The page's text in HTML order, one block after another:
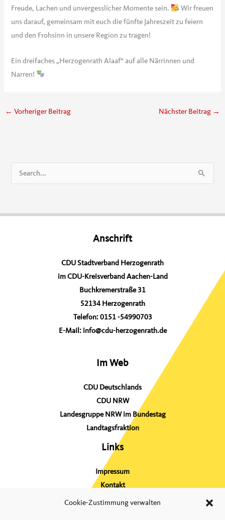
Cookie-Zustimmung verwalten
Freude, Lachen und unvergesslicher Momente sein.
Wir freuen
uns darauf, gemeinsam mit euch die fünfte Jahreszeit zu feiern
und den Frohsinn in unsere Region zu tragen!
Ein dreifaches „Herzogenrath Alaaf“ auf alle Närrinnen und
Narren!
← Vorheriger Beitrag Nächster Beitrag →
u
h
Anschrift
CDU Stadtverband Herzogenrath
im CDU-Kreisverband Aachen-Land
Buchkremerstraße 31
52134 Herzogenrath
Telefon:0151 -54990703
E-Mail: info@cdu-herzogenrath.de
Im Web
CDU Deutschlands
CDU NRW
Landesgruppe NRW im Bundestag
Landtagsfraktion
Links
Impressum
Kontakt
Sitemap